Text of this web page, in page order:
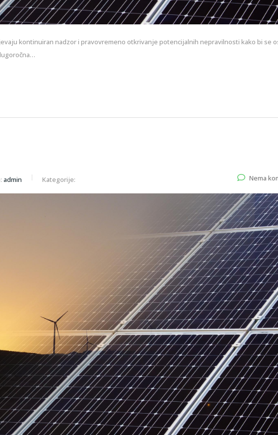
kontinuiran nadzor i pravovremeno otkrivanje potencijalnih nepravilnosti kako bi se
admin Kategorije: Nema